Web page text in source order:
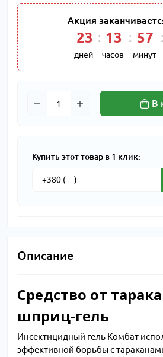
Акция
23
дней
13
часов
57
минут
В
Купить этот товар в 1 клик:
Описание
Средство от
шприц-гель
Инсектицидный гель Комбат
эффективной борьбы с